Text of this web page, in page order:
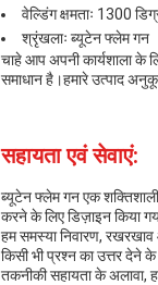
वेल्डिंग क्षमताः 1300
श्रृंखलाः ब्यूटेन फ्लेम गन
चाहे आप अपनी कार्यशाला के
समाधान है।हमारे उत्पाद
सहायता एवं सेवाएं:
ब्यूटेन फ्लेम गन एक
करने के लिए डिज़ाइन किया
हम समस्या निवारण,
किसी भी प्रश्न का उत्तर देने
तकनीकी सहायता के अलावा,